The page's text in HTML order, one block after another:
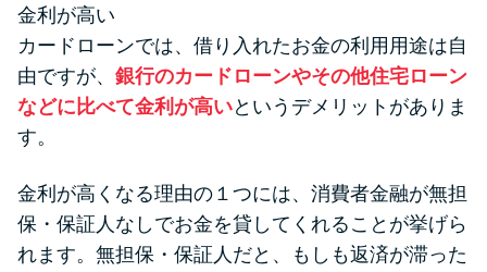
金利が高い
カードローンでは、借り入れたお金の利用用途は自
由ですが、 銀行のカードローンやその他住宅ローン
などに比べて金利が高いというデメリットがありま
す。
金利が高くなる理由の１つには、消費者金融が無担
保・保証人なしでお金を貸してくれることが挙げら
れます。無担保・保証人だと、もしも返済が滞った